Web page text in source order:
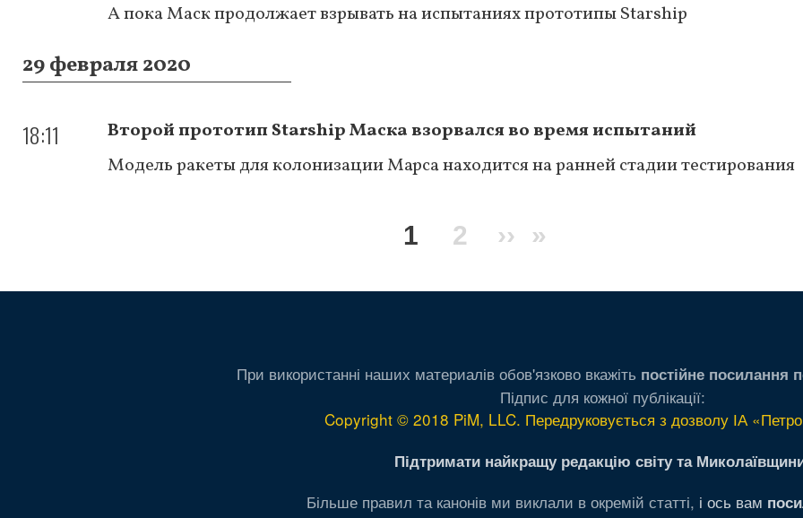
А пока Маск продолжает взрывать на испытаниях прототипы Starship
29 февраля 2020
18:11
Второй прототип Starship Маска взорвался во время испытаний
Модель ракеты для колонизации Марса находится на ранней стадии тестирования
Текущая
1 Page
2
Следующая
››
Последняя
»
При використанні наших материалів обов'язково вкажіть постійне посилання
Підпис для кожної публікації:
Copyright © 2018 PiM, LLC. Передруковується з дозволу ІА
Підтримати найкращу редакцію світу та
Більше правил та канонів ми виклали в окремій статті, і ось вам